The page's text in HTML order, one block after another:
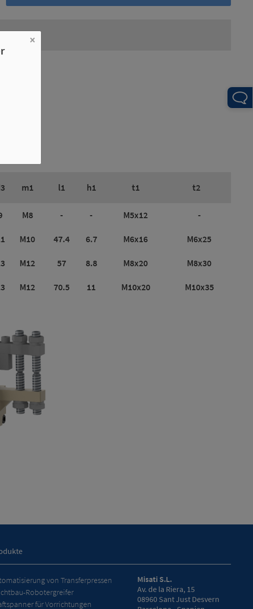
m1 l1 h1 t1 t2
M8 - - M5x12 -
M10 47.4 6.7 M6x16 M6x25
M12 57 8.8 M8x20 M8x30
M12 70.5 11 M10x20 M10x35
×
von Transferpressen
Robotergreifer
für Vorrichtungen
Misati S.L.
Av. de la Riera, 15
08960 Sant Just Desvern